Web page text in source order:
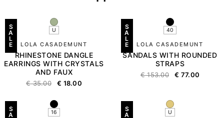
S
A
L
E
U
LOLA CASADEMUNT
RHINESTONE DANGLE
EARRINGS WITH CRYSTALS
AND FAUX
€35.00 € 18.00
S
A
L
E
40
LOLA CASADEMUNT
SANDALS WITH ROUNDED
STRAPS
€153.00 € 77.00
S
A
16
S
A
U